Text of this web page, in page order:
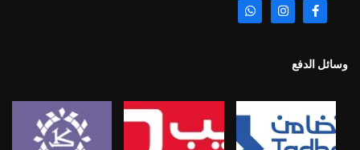
وسائل الدفع